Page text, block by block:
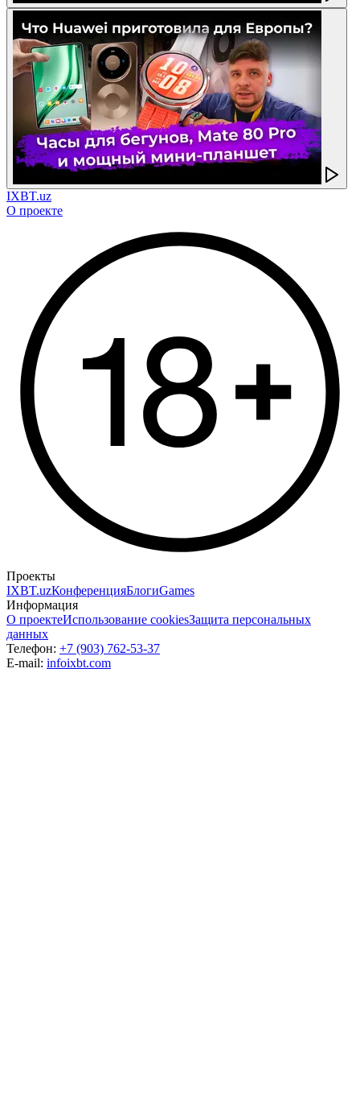
IXBT.uz
О проекте
Проекты
IXBT.uzКонференцияБлогиGames
Информация
О проектеИспользование cookiesЗащита персональных
данных
Телефон: +7 (903) 762-53-37
E-mail: infoixbt.com